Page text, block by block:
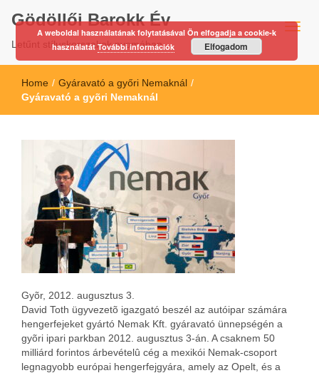
Gödöllői Barokk Év
Letűnt stíluskorszakok nyomában…
Home / Gyáravató a győri Nemaknál /
Gyáravató a gyõri Nemaknál
Gyõr, 2012. augusztus 3.
David Toth ügyvezetõ igazgató beszél az autóipar számára
hengerfejeket gyártó Nemak Kft. gyáravató ünnepségén a
gyõri ipari parkban 2012. augusztus 3-án. A csaknem 50
milliárd forintos árbevételû cég a mexikói Nemak-csoport
legnagyobb európai hengerfejgyára, amely az Opelt, és a
A weboldal használatának folytatásával Ön elfogadja a cookie-k
használatátTovábbi információk Elfogadom